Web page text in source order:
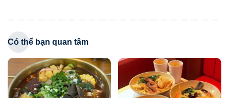
Có thể bạn quan tâm